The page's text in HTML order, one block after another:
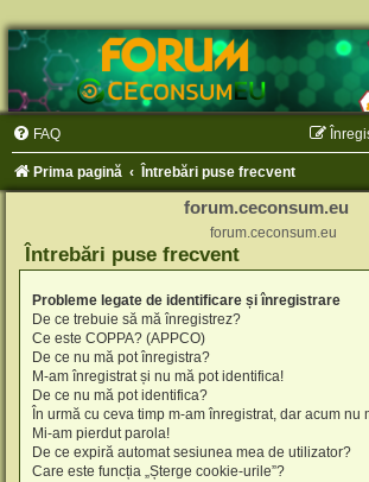
FAQ
Prima pagină Întrebări puse frecvent
forum.ceconsum.eu
forum.ceconsum.eu
Întrebări puse frecvent
Probleme legate de identificare și înregistrare
De ce trebuie să mă înregistrez?
Ce este COPPA? (APPCO)
De ce nu mă pot înregistra?
M-am înregistrat și nu mă pot identifica!
De ce nu mă pot identifica?
În urmă cu ceva timp m-am înregistrat, dar acum nu
Mi-am pierdut parola!
De ce expiră automat sesiunea mea de utilizator?
Care este funcția „Șterge cookie-urile”?